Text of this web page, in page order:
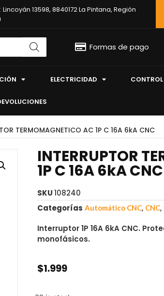
13598, 8840172 La Pintana, Región
Formas de pago
ELECTRICIDAD CONTROL
TERMOMAGNETICO AC 1P C 16A 6kA CNC
INTERRUPTOR
1P C 16A 6kA CNC
SKU108240
Categorías Automático CNC, CNC,
Interruptor 1P 16A 6kA CNC.
monofásicos.
$1.999